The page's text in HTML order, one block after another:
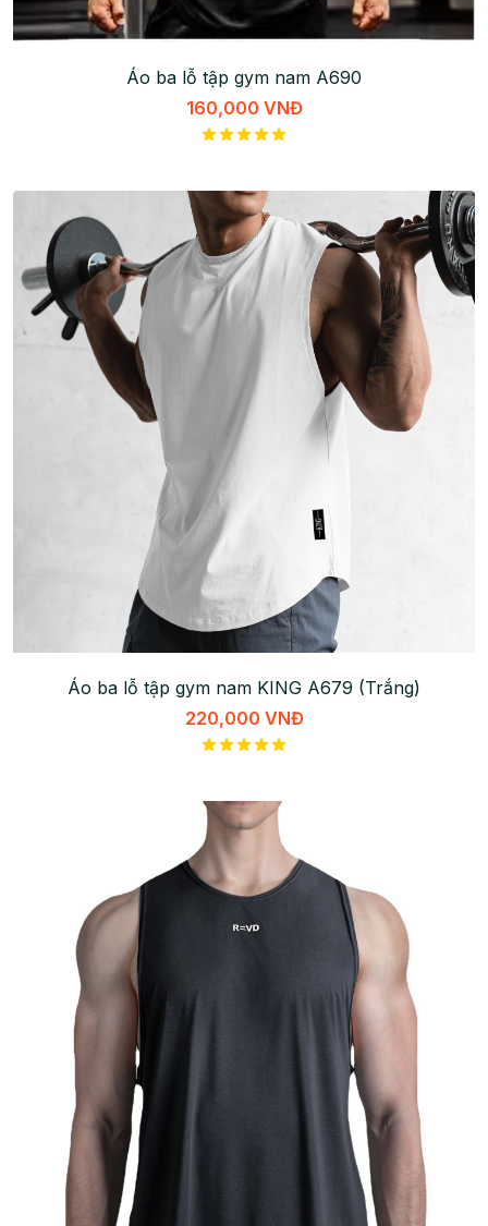
Áo ba lỗ tập gym nam A690
160,000 VNĐ
Áo ba lỗ tập gym nam KING A679 (Trắng)
220,000 VNĐ